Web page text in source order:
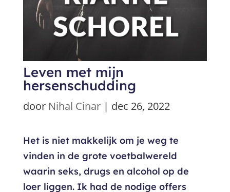
Leven met mijn
hersenschudding
door Nihal Cinar| dec 26, 2022
Het is niet makkelijk om je weg te
vinden in de grote voetbalwereld
waarin seks, drugs en alcohol op de
loer liggen. Ik had de nodige offers